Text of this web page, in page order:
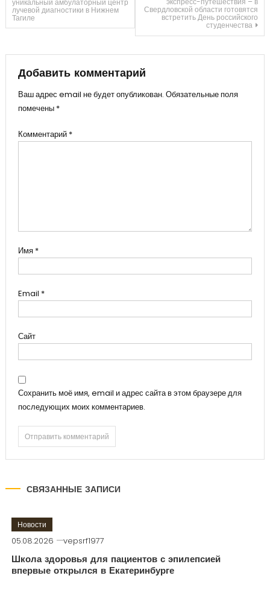
по
записям
лучевой диагностики в Нижнем
Тагиле
Свердловской области готовятся
встретить День российского
студенчества
Добавить комментарий
Ваш адрес email не будет опубликован. Обязательные поля
помечены *
Комментарий *
Имя *
Email *
Сайт
Сохранить моё имя, email и адрес сайта в этом браузере для
последующих моих комментариев.
СВЯЗАННЫЕ ЗАПИСИ
Новости
05.08.2026 vepsrf1977
Школа здоровья для пациентов с эпилепсией
впервые открылся в Екатеринбурге